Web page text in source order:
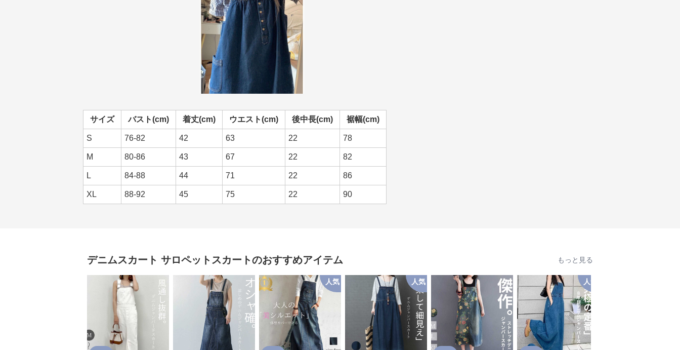
サイズ バスト(cm) 着丈(cm) ウエスト(cm) 後中長(cm) 裾幅(cm)
S 76-82 42 63 22 78
M 80-86 43 67 22 82
L 84-88 44 71 22 86
XL 88-92 45 75 22 90
デニムスカート サロペットスカートのおすすめアイテム もっと見る
人気 人気 人気